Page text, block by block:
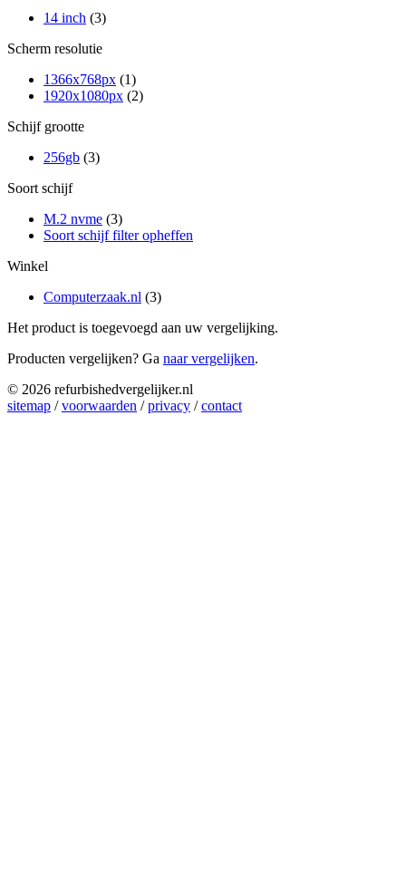
14 inch (3)
Scherm resolutie
1366x768px (1)
1920x1080px (2)
Schijf grootte
256gb (3)
Soort schijf
M.2 nvme (3)
Soort schijf filter opheffen
Winkel
Computerzaak.nl (3)
Het product is toegevoegd aan uw vergelijking.
Producten vergelijken? Ga naar vergelijken.
© 2026 refurbishedvergelijker.nl
sitemap /voorwaarden /privacy /contact